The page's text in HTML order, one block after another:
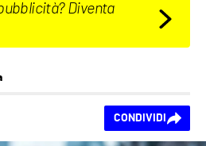
Diventa
CONDIVIDI